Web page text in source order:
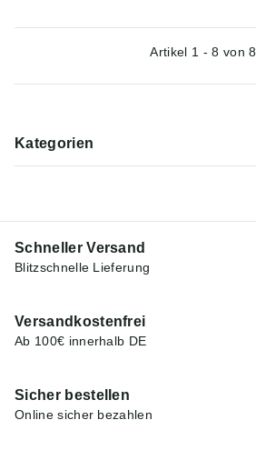
Artikel 1 - 8 von 8
Kategorien
Schneller Versand
Blitzschnelle Lieferung
Versandkostenfrei
Ab 100€ innerhalb DE
Sicher bestellen
Online sicher bezahlen